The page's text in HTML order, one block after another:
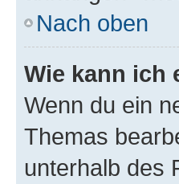
Nach oben
Wie kann ich
Wenn du ein
Themas
unterhalb des